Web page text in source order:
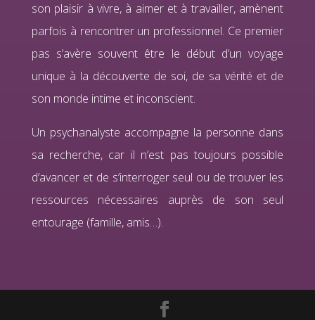
son plaisir à vivre, à aimer et à travailler, amènent
parfois à rencontrer un professionnel. Ce premier
pas s’avère souvent être le début d’un voyage
unique à la découverte de soi, de sa vérité et de
son monde intime et inconscient.
Un psychanalyste accompagne la personne dans
sa recherche, car il n’est pas toujours possible
d’avancer et de s’interroger seul ou de trouver les
ressources nécessaires auprès de son seul
entourage (famille, amis…).